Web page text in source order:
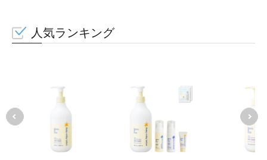
人気ランキング